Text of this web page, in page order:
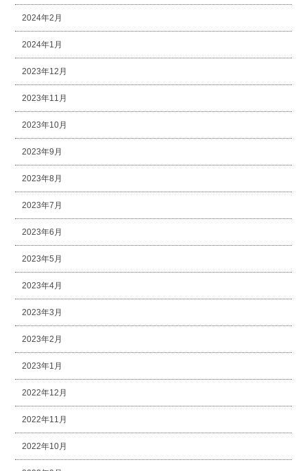
2024年2月
2024年1月
2023年12月
2023年11月
2023年10月
2023年9月
2023年8月
2023年7月
2023年6月
2023年5月
2023年4月
2023年3月
2023年2月
2023年1月
2022年12月
2022年11月
2022年10月